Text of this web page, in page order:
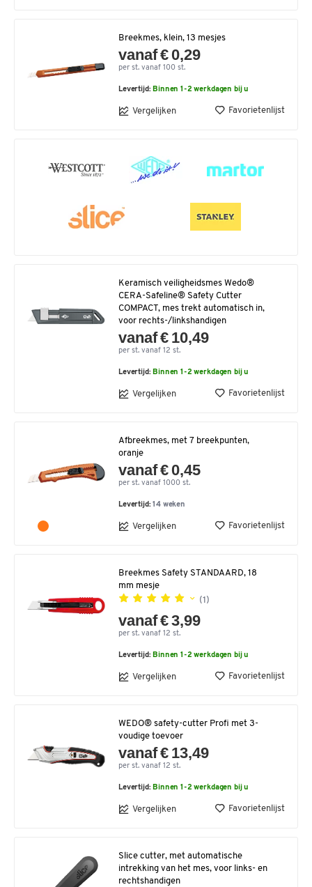
Breekmes, klein, 13 mesjes
vanaf € 0,29
per st. vanaf 100 st.
Levertijd: Binnen 1-2 werkdagen bij u
Vergelijken Favorietenlijst
Keramisch veiligheidsmes Wedo®
CERA-Safeline® Safety Cutter
COMPACT, mes trekt automatisch in,
voor rechts-/linkshandigen
vanaf € 10,49
per st. vanaf 12 st.
Levertijd: Binnen 1-2 werkdagen bij u
Vergelijken Favorietenlijst
Afbreekmes, met 7 breekpunten,
oranje
vanaf € 0,45
per st. vanaf 1000 st.
Levertijd:14 weken
Vergelijken Favorietenlijst
Breekmes Safety STANDAARD, 18
mm mesje
(1)
vanaf € 3,99
per st. vanaf 12 st.
Levertijd: Binnen 1-2 werkdagen bij u
Vergelijken Favorietenlijst
WEDO® safety-cutter Profi met 3-
voudige toevoer
vanaf € 13,49
per st. vanaf 12 st.
Levertijd: Binnen 1-2 werkdagen bij u
Vergelijken Favorietenlijst
Slice cutter, met automatische
intrekking van het mes, voor links- en
rechtshandigen